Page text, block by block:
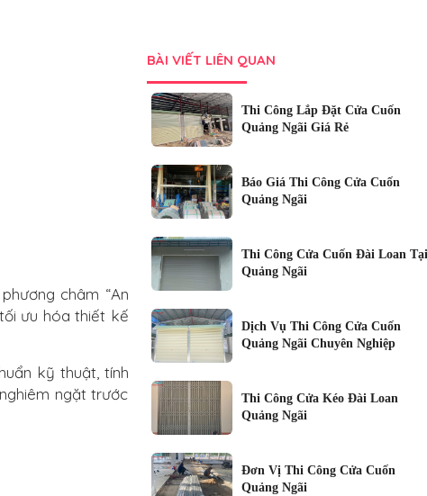
châm “An
ưu hóa thiết kế
kỹ thuật, tính
ngặt trước
BÀI VIẾT LIÊN QUAN
Thi Công Lắp Đặt Cửa Cuốn
Quảng Ngãi Giá Rẻ
Báo Giá Thi Công Cửa Cuốn
Quảng Ngãi
Thi Công Cửa Cuốn Đài Loan Tại
Quảng Ngãi
Dịch Vụ Thi Công Cửa Cuốn
Quảng Ngãi Chuyên Nghiệp
Thi Công Cửa Kéo Đài Loan
Quảng Ngãi
Đơn Vị Thi Công Cửa Cuốn
Quảng Ngãi